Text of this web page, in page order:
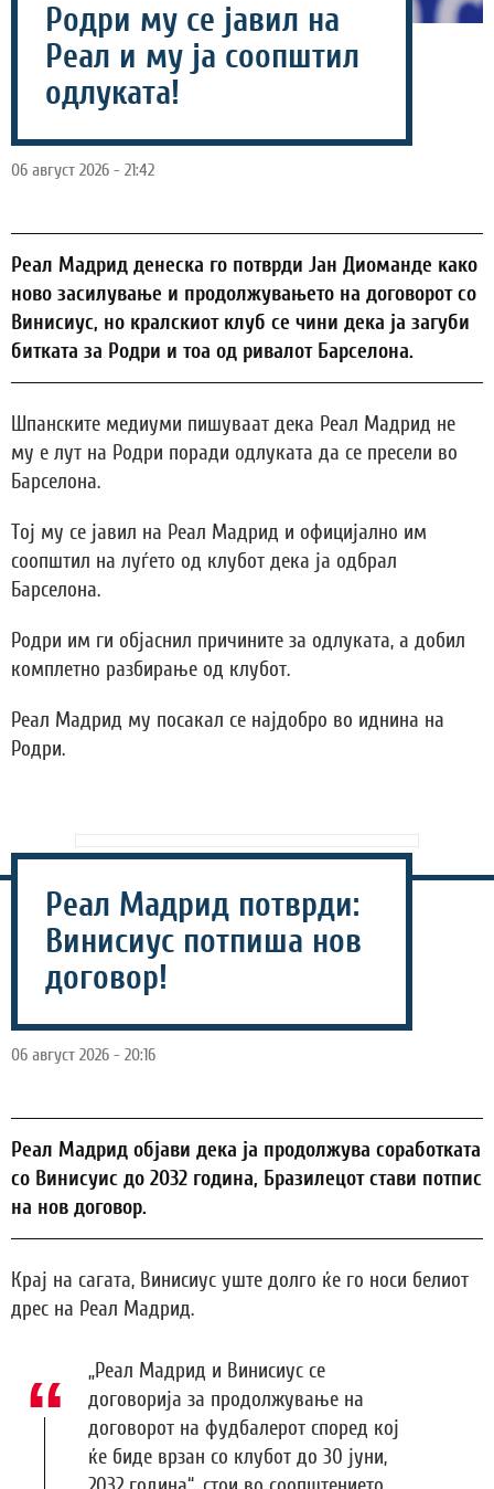
Родри му се јавил на
Реал и му ја соопштил
одлуката!
06 август 2026 - 21:42
Реал Мадрид денеска го потврди Јан Диоманде како
ново засилување и продолжувањето на договорот со
Винисиус, но кралскиот клуб се чини дека ја загуби
битката за Родри и тоа од ривалот Барселона.
Шпанските медиуми пишуваат дека Реал Мадрид не
му е лут на Родри поради одлуката да се пресели во
Барселона.
Тој му се јавил на Реал Мадрид и официјално им
соопштил на луѓето од клубот дека ја одбрал
Барселона.
Родри им ги објаснил причините за одлуката, а добил
комплетно разбирање од клубот.
Реал Мадрид му посакал се најдобро во иднина на
Родри.
Реал Мадрид потврди:
Винисиус потпиша нов
договор!
06 август 2026 - 20:16
Реал Мадрид објави дека ја продолжува соработката
со Винисуис до 2032 година, Бразилецот стави потпис
на нов договор.
Крај на сагата, Винисиус уште долго ќе го носи белиот
дрес на Реал Мадрид.
„Реал Мадрид и Винисиус се
договорија за продолжување на
договорот на фудбалерот според кој
ќе биде врзан со клубот до 30 јуни,